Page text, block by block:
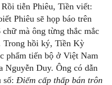
tiễn Phiêu, Tiền viết:
Phiêu sẽ họp báo trên
mà ông từng thắc mắc
hồi ký, Tiền Kỳ
phẩm tiến bộ ở Việt Nam
Nguyễn Duy. Ông có dẫn
số:Điếm cấp thấp bán trôn